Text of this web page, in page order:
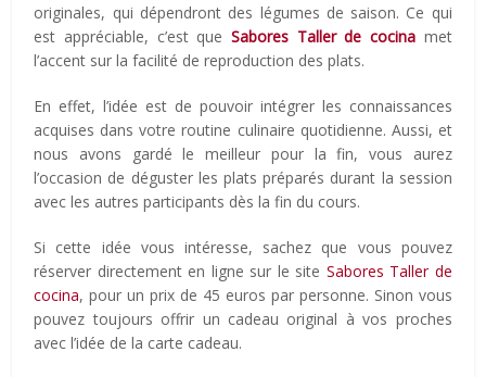
originales, qui dépendront des légumes de saison. Ce qui
est appréciable, c’est que Sabores Taller de cocina met
l’accent sur la facilité de reproduction des plats.
En effet, l’idée est de pouvoir intégrer les connaissances
acquises dans votre routine culinaire quotidienne. Aussi, et
nous avons gardé le meilleur pour la fin, vous aurez
l’occasion de déguster les plats préparés durant la session
avec les autres participants dès la fin du cours.
Si cette idée vous intéresse, sachez que vous pouvez
réserver directement en ligne sur le site Sabores Taller de
cocina, pour un prix de 45 euros par personne. Sinon vous
pouvez toujours offrir un cadeau original à vos proches
avec l’idée de la carte cadeau.